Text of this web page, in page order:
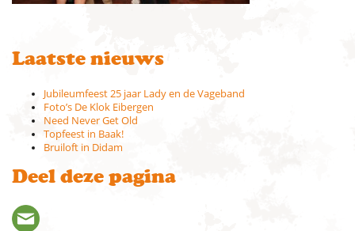
Laatste nieuws
Jubileumfeest 25 jaar Lady en de Vageband
Foto’s De Klok Eibergen
Need Never Get Old
Topfeest in Baak!
Bruiloft in Didam
Deel deze pagina